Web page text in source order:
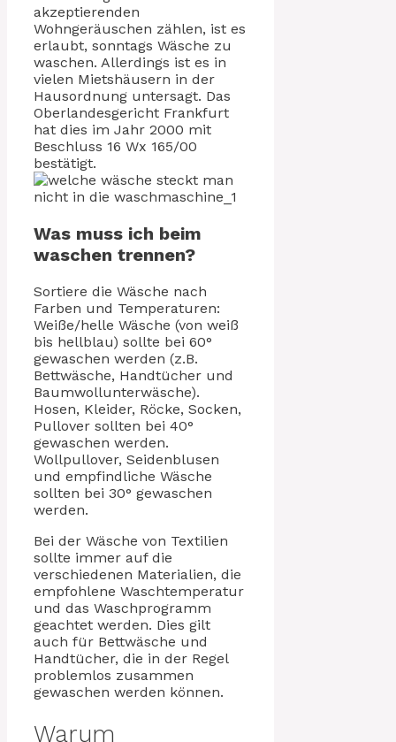
akzeptierenden
Wohngeräuschen zählen, ist es
erlaubt, sonntags Wäsche zu
waschen. Allerdings ist es in
vielen Mietshäusern in der
Hausordnung untersagt. Das
Oberlandesgericht Frankfurt
hat dies im Jahr 2000 mit
Beschluss 16 Wx 165/00
bestätigt.
Was muss ich beim
waschen trennen?
Sortiere die Wäsche nach
Farben und Temperaturen:
Weiße/helle Wäsche (von weiß
bis hellblau) sollte bei 60°
gewaschen werden (z.B.
Bettwäsche, Handtücher und
Baumwollunterwäsche).
Hosen, Kleider, Röcke, Socken,
Pullover sollten bei 40°
gewaschen werden.
Wollpullover, Seidenblusen
und empfindliche Wäsche
sollten bei 30° gewaschen
werden.
Bei der Wäsche von Textilien
sollte immer auf die
verschiedenen Materialien, die
empfohlene Waschtemperatur
und das Waschprogramm
geachtet werden. Dies gilt
auch für Bettwäsche und
Handtücher, die in der Regel
problemlos zusammen
gewaschen werden können.
Warum